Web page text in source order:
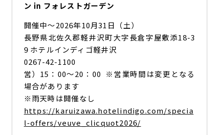
ン in フォレストガーデン
開催中〜2026年10月31日（土）
長野県北佐久郡軽井沢町大字長倉字屋敷添18-3
9 ホテルインディゴ軽井沢
0267-42-1100
営）15：00～20：00 ※営業時間は変更となる
場合があります
※雨天時は開催なし
https://karuizawa.hotelindigo.com/specia
l-offers/veuve_clicquot2026/